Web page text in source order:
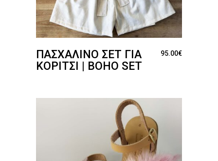
ΠΑΣΧΑΛΙΝΌ ΣΕΤ ΓΙΑ
ΚΟΡΊΤΣΙ | BOHO SET
95.00€